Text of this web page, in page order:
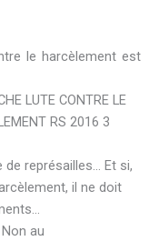
le harcèlement est
de représailles… Et si,
il ne doit
au